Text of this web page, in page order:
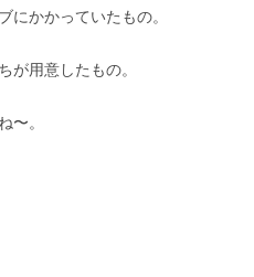
にかかっていたもの。
が用意したもの。
〜。